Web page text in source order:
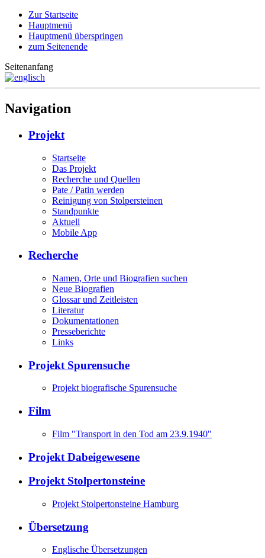
Zur Startseite
Hauptmenü
Hauptmenü überspringen
zum Seitenende
Seitenanfang
Navigation
Projekt
Startseite
Das Projekt
Recherche und Quellen
Pate / Patin werden
Reinigung von Stolpersteinen
Standpunkte
Aktuell
Mobile App
Recherche
Namen, Orte und Biografien suchen
Neue Biografien
Glossar und Zeitleisten
Literatur
Dokumentationen
Presseberichte
Links
Projekt Spurensuche
Projekt biografische Spurensuche
Film
Film "Transport in den Tod am 23.9.1940"
Projekt Dabeigewesene
Projekt Stolpertonsteine
Projekt Stolpertonsteine Hamburg
Übersetzung
Englische Übersetzungen